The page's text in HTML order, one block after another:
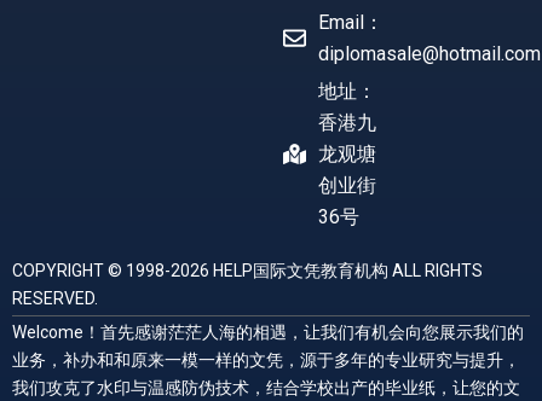
Email：
diplomasale@hotmail.com
地址：
香港九
龙观塘
创业街
36号
COPYRIGHT © 1998-2026 HELP国际文凭教育机构 ALL RIGHTS
RESERVED.
Welcome！首先感谢茫茫人海的相遇，让我们有机会向您展示我们的
业务，补办和和原来一模一样的文凭，源于多年的专业研究与提升，
我们攻克了水印与温感防伪技术，结合学校出产的毕业纸，让您的文